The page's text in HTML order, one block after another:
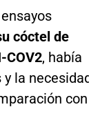
cóctel de
COV2, había
la
con